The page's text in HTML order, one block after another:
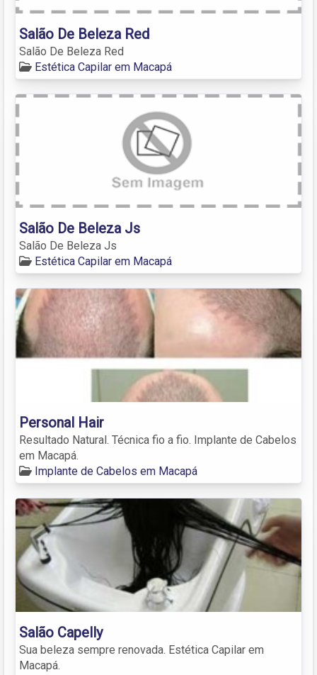
Salão De Beleza Red
Salão De Beleza Red
Estética Capilar em Macapá
Salão De Beleza Js
Salão De Beleza Js
Estética Capilar em Macapá
Personal Hair
Resultado Natural. Técnica fio a fio. Implante de Cabelos
em Macapá.
Implante de Cabelos em Macapá
Salão Capelly
Sua beleza sempre renovada. Estética Capilar em
Macapá.